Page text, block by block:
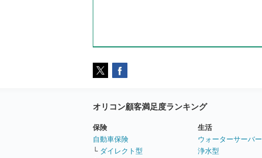
オリコン顧客満足度ランキング
保険
自動車保険
└ ダイレクト型
生活
ウォーターサーバー
浄水型